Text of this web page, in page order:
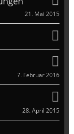
21. Mai 2015
7. Februar 2016
28. April 2015